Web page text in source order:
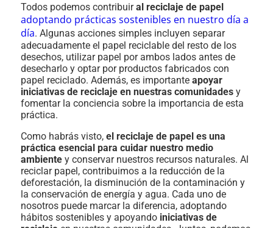
Todos podemos contribuiral reciclaje de papel
adoptando prácticas sostenibles en nuestro día a
día. Algunas acciones simples incluyen separar
adecuadamente el papel reciclable del resto de los
desechos, utilizar papel por ambos lados antes de
desecharlo y optar por productos fabricados con
papel reciclado. Además, es importante apoyar
iniciativas de reciclaje en nuestras comunidades y
fomentar la conciencia sobre la importancia de esta
práctica.
Como habrás visto, el reciclaje de papel es una
práctica esencial para cuidar nuestro medio
ambiente y conservar nuestros recursos naturales. Al
reciclar papel, contribuimos a la reducción de la
deforestación, la disminución de la contaminación y
la conservación de energía y agua. Cada uno de
nosotros puede marcar la diferencia, adoptando
hábitos sostenibles y apoyando iniciativas de